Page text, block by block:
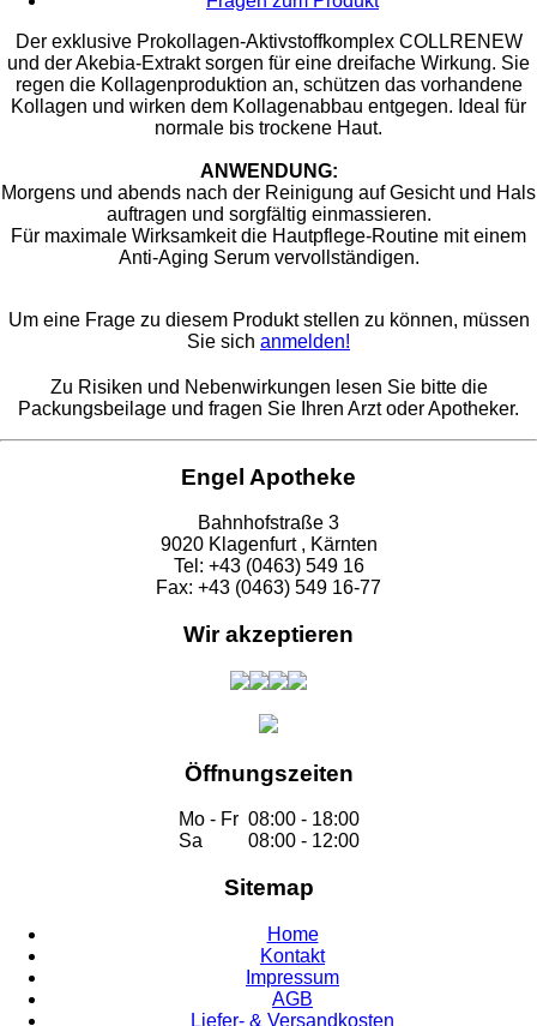
Der exklusive Prokollagen-Aktivstoffkomplex COLLRENEW
und der Akebia-Extrakt sorgen für eine dreifache Wirkung. Sie
regen die Kollagenproduktion an, schützen das vorhandene
Kollagen und wirken dem Kollagenabbau entgegen. Ideal für
normale bis trockene Haut.
ANWENDUNG:
Morgens und abends nach der Reinigung auf Gesicht und Hals
auftragen und sorgfältig einmassieren.
Für maximale Wirksamkeit die Hautpflege-Routine mit einem
Anti-Aging Serum vervollständigen.
Um eine Frage zu diesem Produkt stellen zu können, müssen
Sie sich anmelden!
Zu Risiken und Nebenwirkungen lesen Sie bitte die
Packungsbeilage und fragen Sie Ihren Arzt oder Apotheker.
Engel Apotheke
Bahnhofstraße 3
9020 Klagenfurt , Kärnten
Tel: +43 (0463) 549 16
Fax: +43 (0463) 549 16-77
Wir akzeptieren
Öffnungszeiten
Mo - Fr 08:00 - 18:00
Sa
08:00 - 12:00
Sitemap
Home
Kontakt
Impressum
AGB
Liefer- & Versandkosten